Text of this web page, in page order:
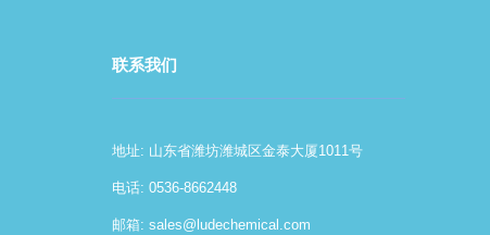
联系我们
地址: 山东省潍坊潍城区金泰大厦1011号
电话: 0536-8662448
邮箱: sales@ludechemical.com